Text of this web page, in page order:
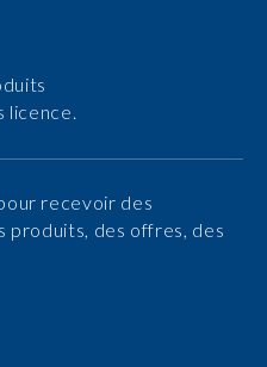
licence.
recevoir des
produits, des offres, des